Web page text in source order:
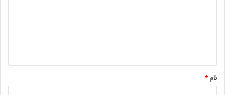
*
نام*